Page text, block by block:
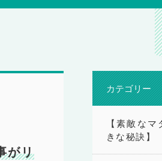
がリ
カテゴリー
【素敵な
きな秘訣】